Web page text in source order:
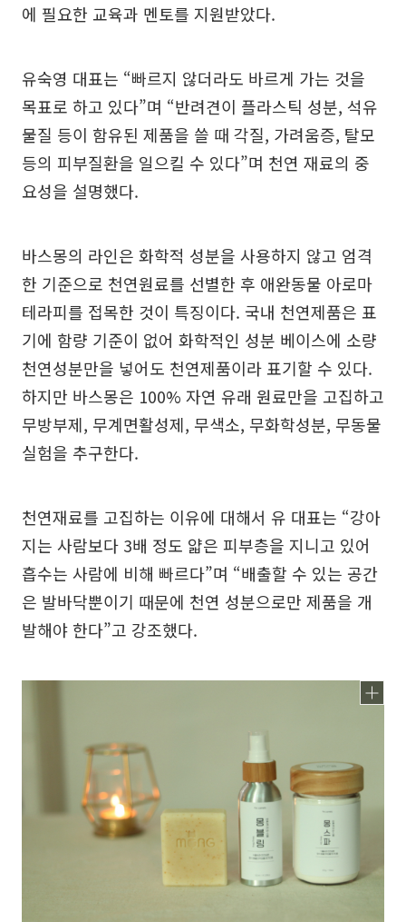
에 필요한 교육과 멘토를 지원받았다.
유숙영 대표는 “빠르지 않더라도 바르게 가는 것을
목표로 하고 있다”며 “반려견이 플라스틱 성분, 석유
물질 등이 함유된 제품을 쓸 때 각질, 가려움증, 탈모
등의 피부질환을 일으킬 수 있다”며 천연 재료의 중
요성을 설명했다.
바스몽의 라인은 화학적 성분을 사용하지 않고 엄격
한 기준으로 천연원료를 선별한 후 애완동물 아로마
테라피를 접목한 것이 특징이다. 국내 천연제품은 표
기에 함량 기준이 없어 화학적인 성분 베이스에 소량
천연성분만을 넣어도 천연제품이라 표기할 수 있다.
하지만 바스몽은 100% 자연 유래 원료만을 고집하고
무방부제, 무계면활성제, 무색소, 무화학성분, 무동물
실험을 추구한다.
천연재료를 고집하는 이유에 대해서 유 대표는 “강아
지는 사람보다 3배 정도 얇은 피부층을 지니고 있어
흡수는 사람에 비해 빠르다”며 “배출할 수 있는 공간
은 발바닥뿐이기 때문에 천연 성분으로만 제품을 개
발해야 한다”고 강조했다.